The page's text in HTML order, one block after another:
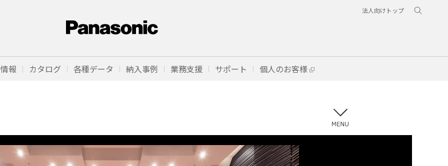
法人向けトップ
報 カタログ 各種データ 納入事例 業務支援 サポート 個人のお客様